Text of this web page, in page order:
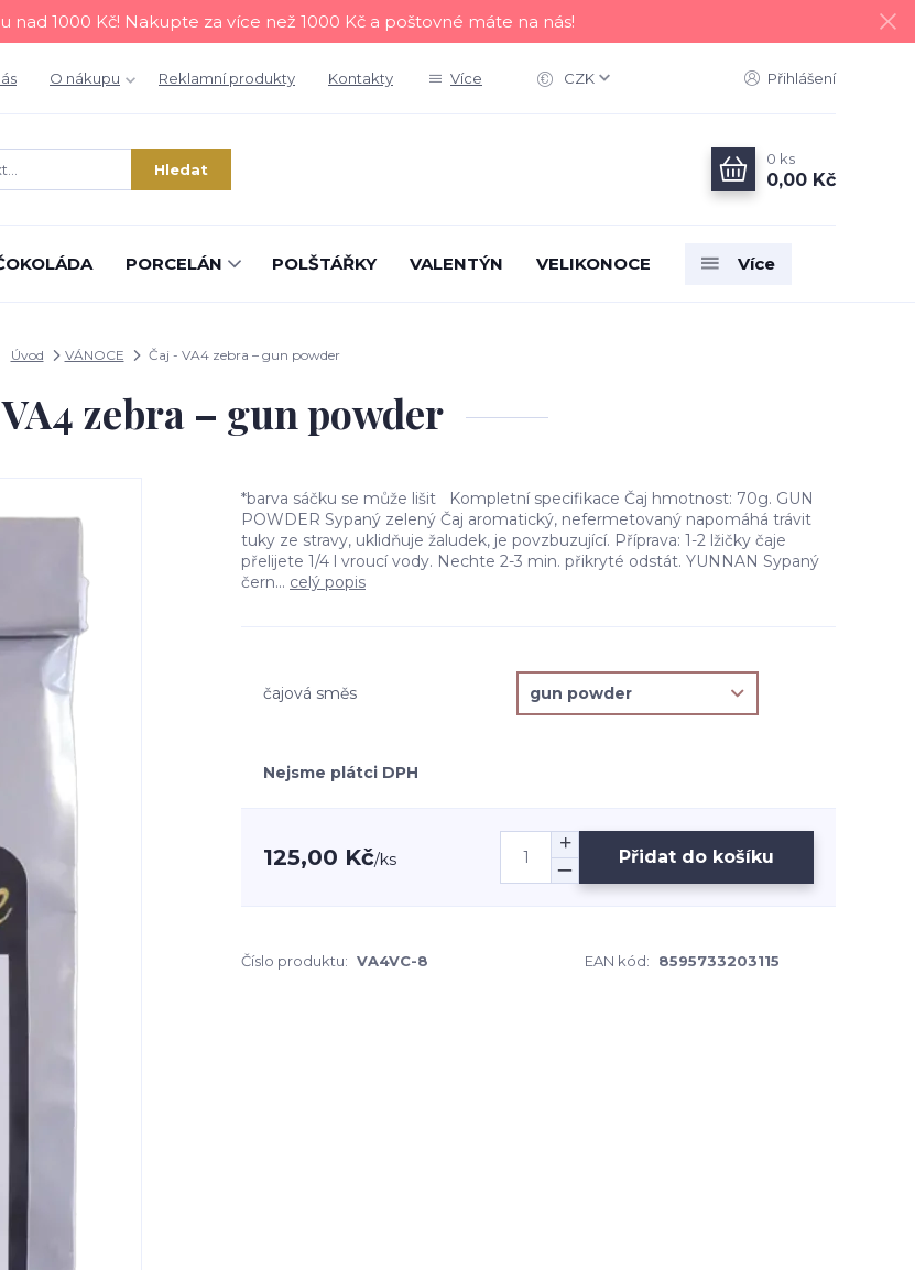
nad 1000 Kč! Nakupte za více než 1000 Kč a poštovné máte na nás!
O nákupu Reklamní produkty Kontakty Více CZK Přihlášení
Hledat
0 ks
0,00 Kč
PORCELÁN POLŠTÁŘKY VALENTÝN VELIKONOCE Více
Úvod VÁNOCE Čaj - VA4 zebra – gun powder
zebra – gun powder
*barva sáčku se může lišit Kompletní specifikace Čaj hmotnost: 70g. GUN
POWDER Sypaný zelený Čaj aromatický, nefermetovaný napomáhá trávit
tuky ze stravy, uklidňuje žaludek, je povzbuzující. Příprava: 1-2 lžičky čaje
přelijete 1/4 l vroucí vody. Nechte 2-3 min. přikryté odstát. YUNNAN Sypaný
čern... celý popis
čajová směs
Nejsme plátci DPH
125,00 Kč/ks Přidat do košíku
Číslo produktu: VA4VC-8 EAN kód: 8595733203115